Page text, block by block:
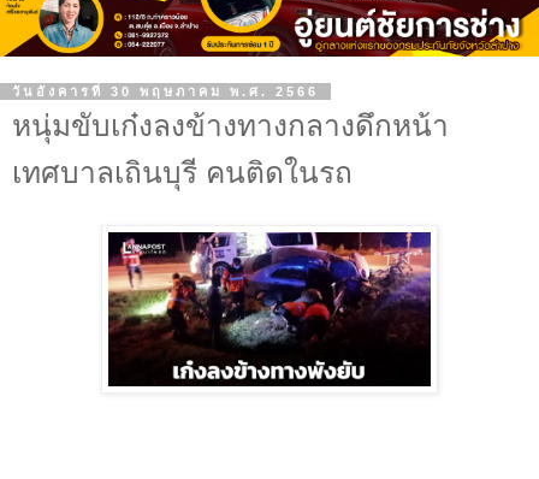
วันอังคารที่ 30 พฤษภาคม พ.ศ. 2566
หนุ่มขับเก๋งลงข้างทางกลางดึกหน้า
เทศบาลเถินบุรี คนติดในรถ